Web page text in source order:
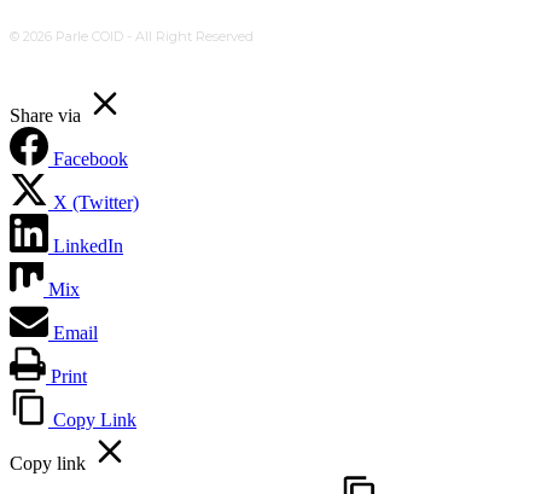
© 2026 Parle COID - All Right Reserved
Share via
Facebook
X (Twitter)
LinkedIn
Mix
Email
Print
Copy Link
Copy link